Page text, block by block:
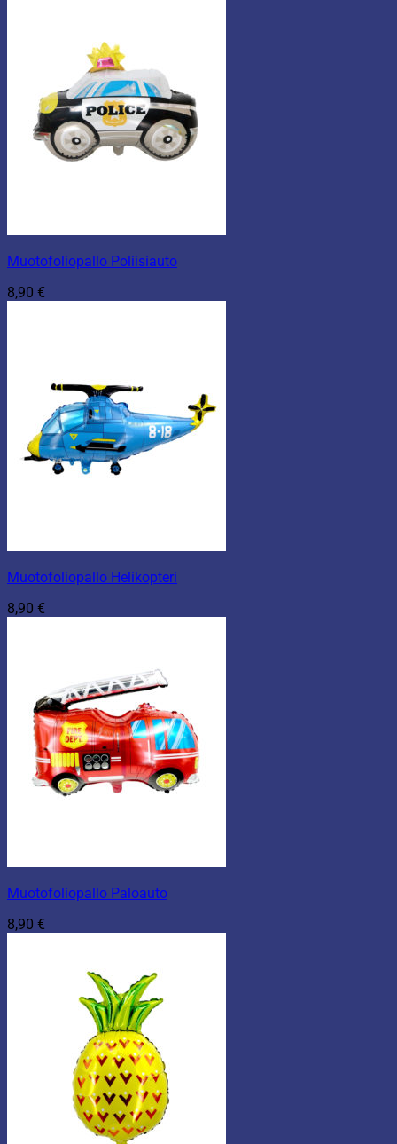
Muotofoliopallo Poliisiauto
8,90 €
Muotofoliopallo Helikopteri
8,90 €
Muotofoliopallo Paloauto
8,90 €